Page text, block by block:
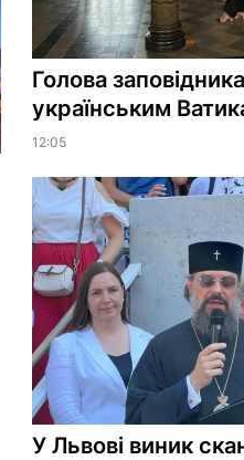
Голова
українським
12:05
У Львові виник